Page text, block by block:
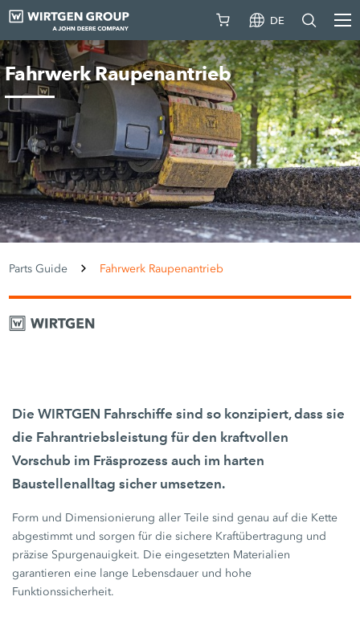
DE
Fahrwerk Raupenantrieb
Parts Guide Fahrwerk Raupenantrieb
Die WIRTGEN Fahrschiffe sind so konzipiert, dass sie
die Fahrantriebsleistung für den kraftvollen
Vorschub im Fräsprozess auch im harten
Baustellenalltag sicher umsetzen.
Form und Dimensionierung aller Teile sind genau auf die Kette
abgestimmt und sorgen für die sichere Kraftübertragung und
präzise Spurgenauigkeit. Die eingesetzten Materialien
garantieren eine lange Lebensdauer und hohe
Funktionssicherheit.